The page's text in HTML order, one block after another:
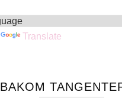
Translate
BAKOM